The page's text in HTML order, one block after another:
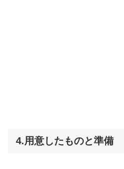
4.用意したものと準備